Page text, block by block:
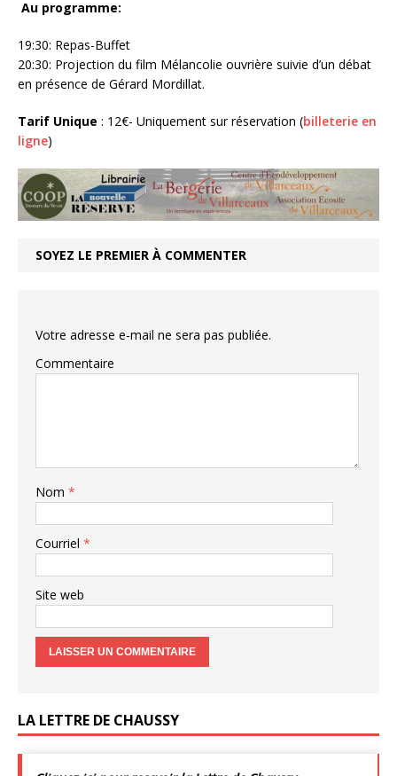
Au programme:
19:30: Repas-Buffet
20:30: Projection du film Mélancolie ouvrière suivie d’un débat
en présence de Gérard Mordillat.
Tarif Unique : 12€- Uniquement sur réservation (billeterie en
ligne)
SOYEZ LE PREMIER À COMMENTER
Votre adresse e-mail ne sera pas publiée.
Commentaire
Nom *
Courriel *
Site web
LA LETTRE DE CHAUSSY